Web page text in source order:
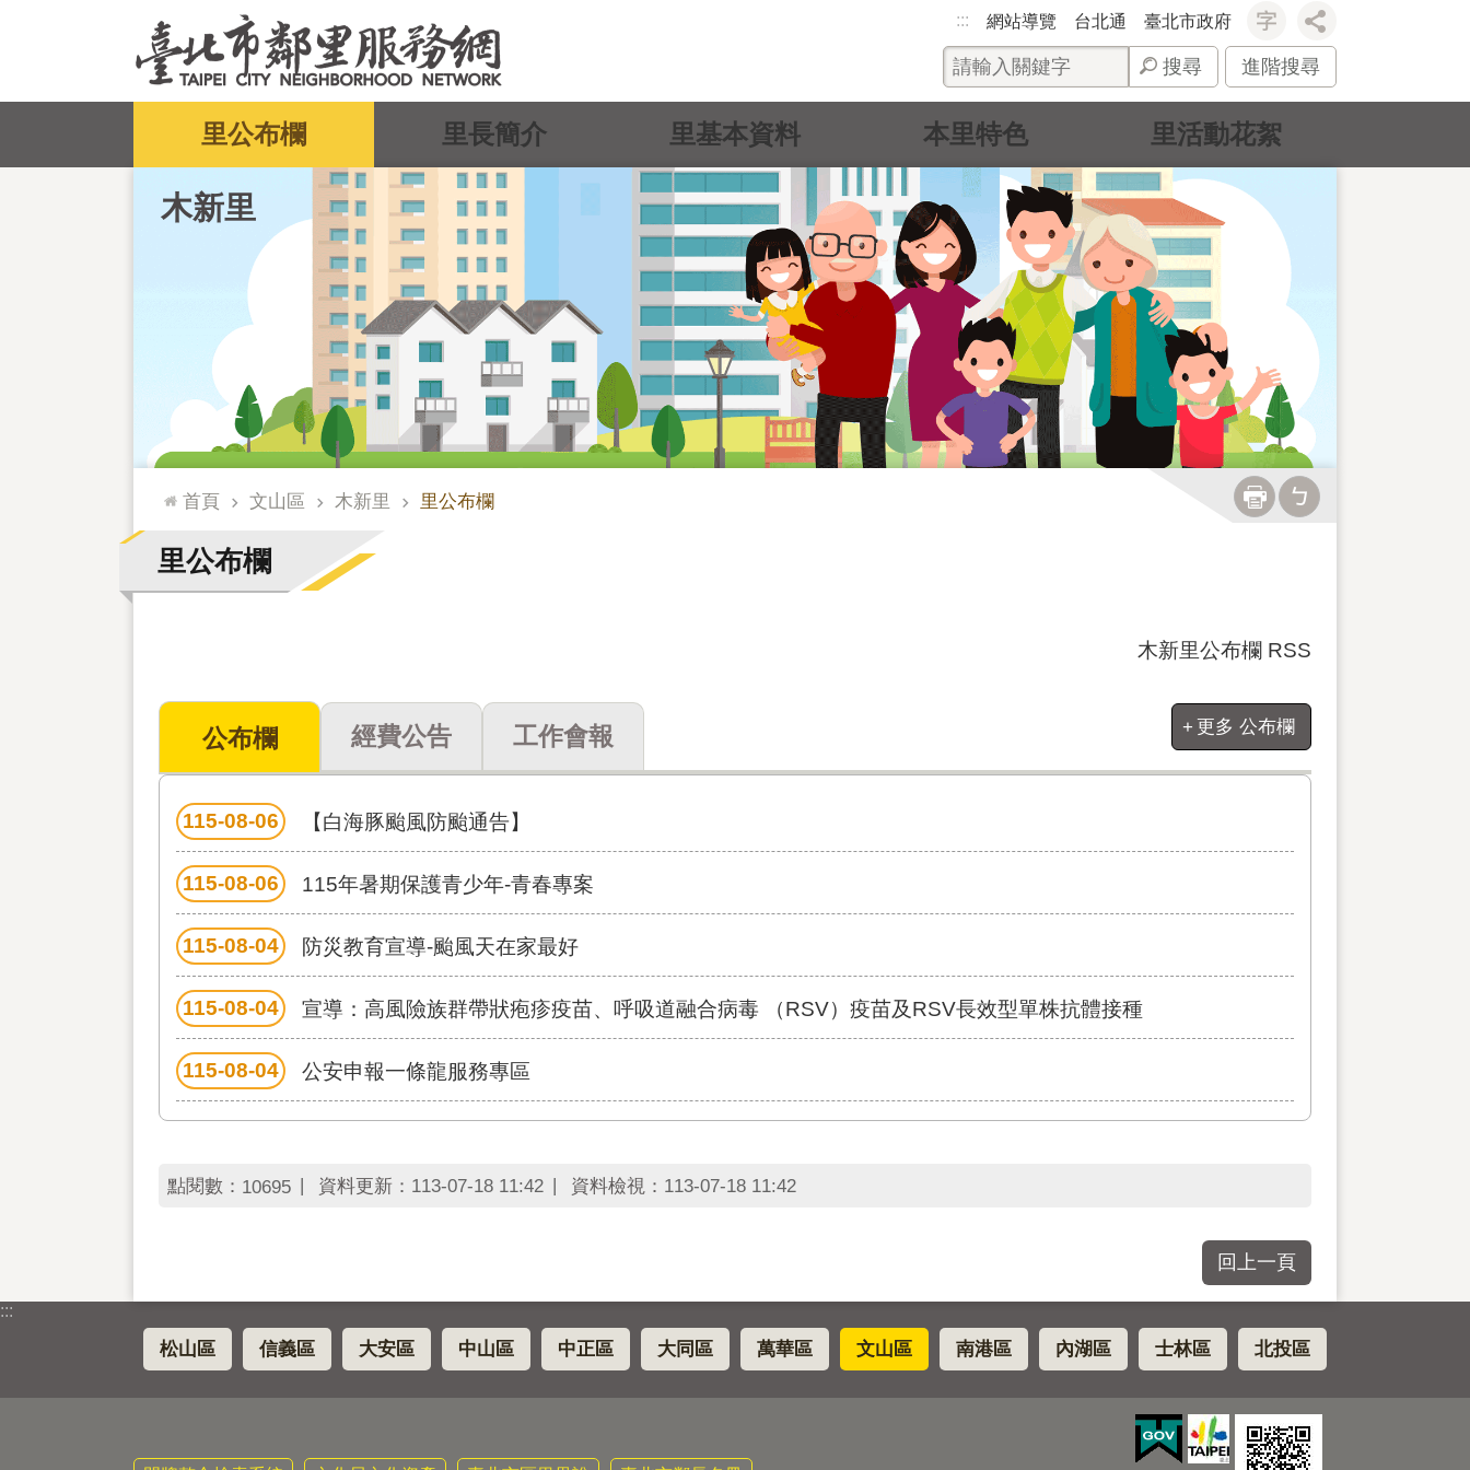
::: 網站導覽 台北通 臺北市政府
搜尋 進階搜尋
木新里
里公布欄 里長簡介 里基本資料 本里特色 里活動花絮
::: 首頁 文山區 木新里 里公布欄
里公布欄
木新里公布欄 RSS
公布欄 經費公告 工作會報
115-08-06 【白海豚颱風防颱通告】
115-08-06 115年暑期保護青少年-青春專案
115-08-04 防災教育宣導-颱風天在家最好
115-08-04 宣導：高風險族群帶狀疱疹疫苗、呼吸道融合病毒 （RSV）疫苗及RSV長效型單株抗體接種
115-08-04 公安申報一條龍服務專區
更多 公布欄
點閱數： 10695 資料更新： 113-07-18 11:42 資料檢視： 113-07-18 11:42
回上一頁
:::
松山區 信義區 大安區 中山區 中正區 大同區 萬華區 文山區 南港區 內湖區 士林區 北投區